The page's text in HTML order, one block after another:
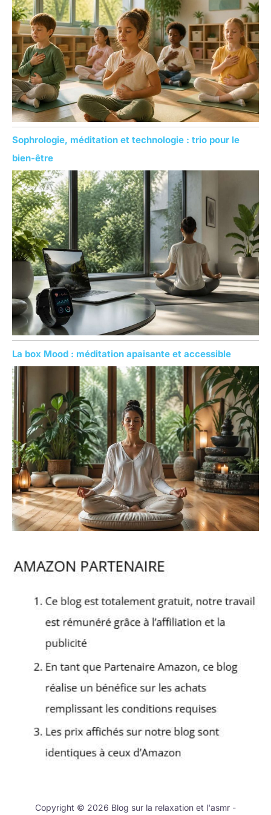
Sophrologie, méditation et technologie : trio pour le
bien-être
La box Mood : méditation apaisante et accessible
Copyright © 2026 Blog sur la relaxation et l'asmr -